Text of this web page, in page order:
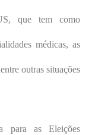
que tem como
médicas, as
outras situações
para as Eleições